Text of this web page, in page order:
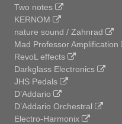
Two notes
KERNOM
nature sound / Zahnrad
Mad Professor Amplification
RevoL effects
Darkglass Electronics
JHS Pedals
D’Addario
D’Addario Orchestral
Electro-Harmonix